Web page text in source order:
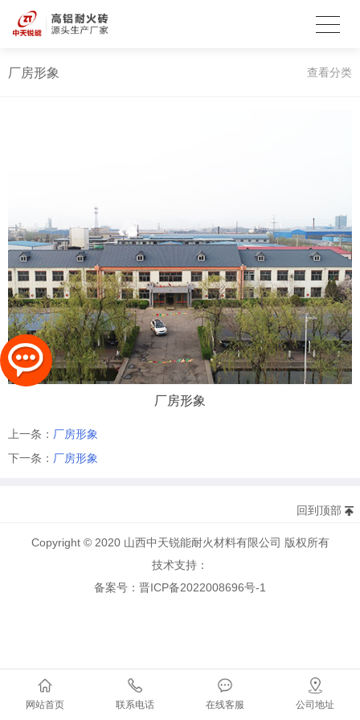
厂房形象 查看分类
厂房形象
上一条： 厂房形象
下一条： 厂房形象
网站首页 联系电话 在线客服 公司地址
回到顶部
Copyright © 2020 山西中天锐能耐火材料有限公司 版权所有
技术支持：
备案号：晋ICP备2022008696号-1